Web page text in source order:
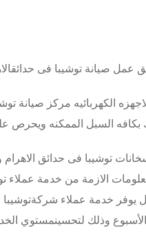
عمل صيانة توشيبا فى
الكهربائيه مركز صيانة
السبل الممكنه ويحرص
توشيبا فى حدائق
الازمة من خدمة عملاء
وذلك لتحسينمستوي